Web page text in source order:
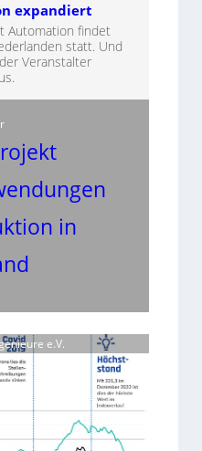
expandiert
Automation findet
statt. Und
Veranstalter
in
e.V.